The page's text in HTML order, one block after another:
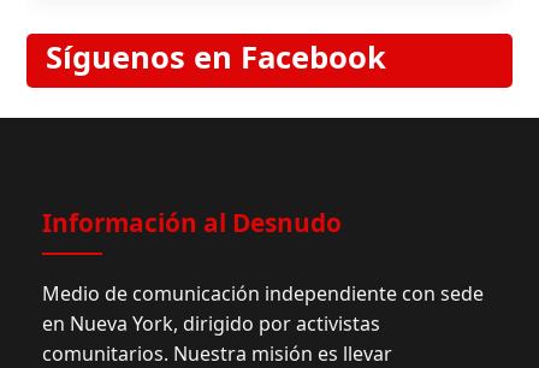
Síguenos en Facebook
Información al Desnudo
Medio de comunicación independiente con sede
en Nueva York, dirigido por activistas
comunitarios. Nuestra misión es llevar